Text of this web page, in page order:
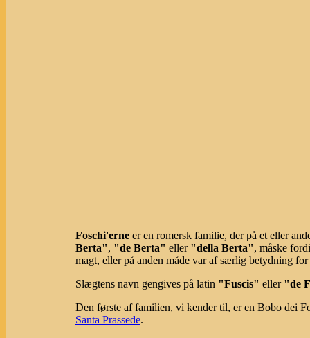
Foschi'erne er en romersk familie, der på et eller
Berta", "de Berta" eller "della Berta", måske
magt, eller på anden måde var af særlig betydning
Slægtens navn gengives på latin "Fuscis" eller "de
Den første af familien, vi kender til, er en Bobo dei
Santa Prassede.